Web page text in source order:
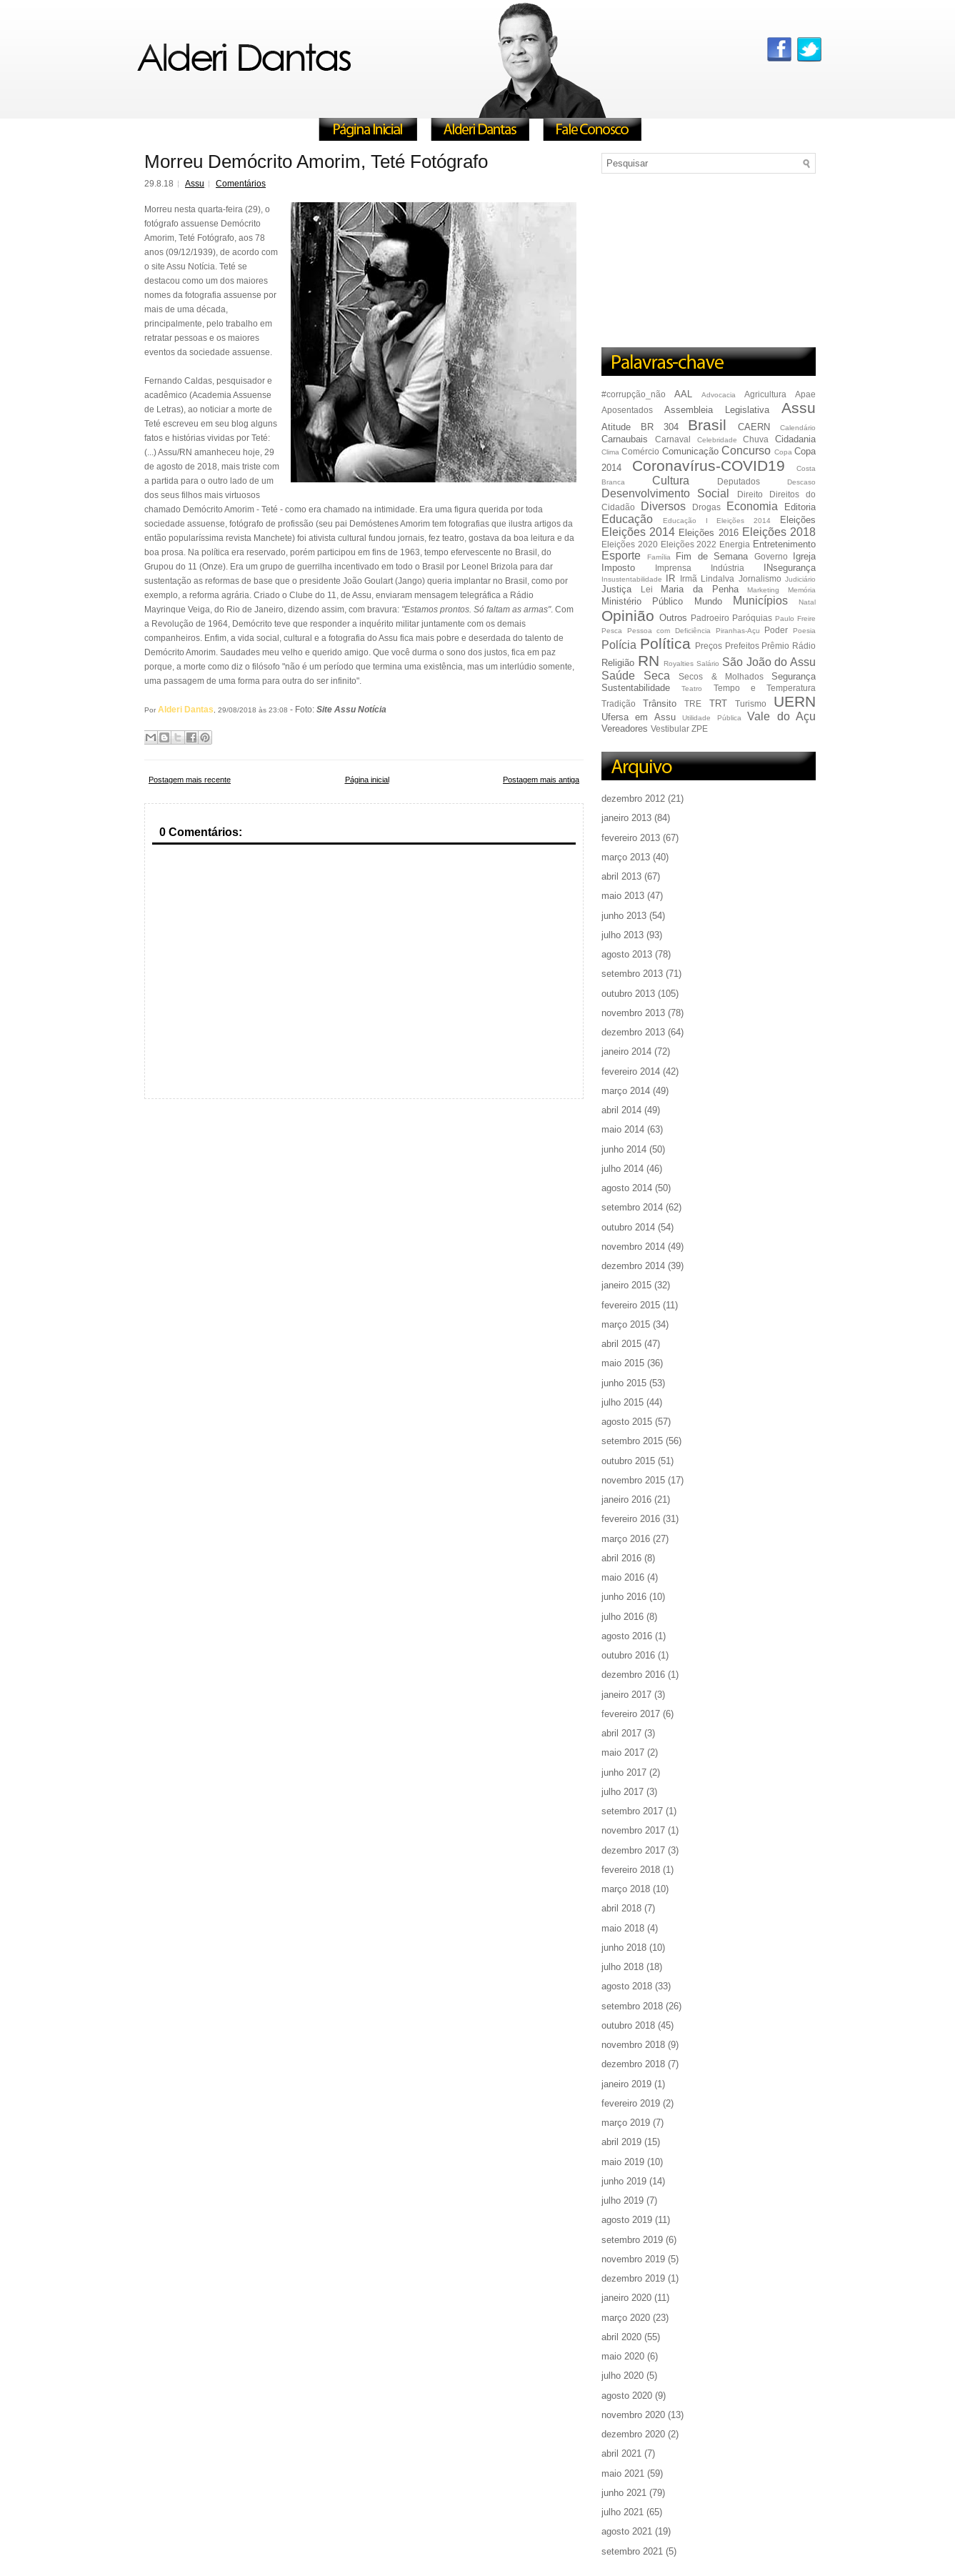
Morreu Demócrito Amorim, Teté Fotógrafo
29.8.18 Assu Comentários
Morreu nesta quarta-feira (29), o
fotógrafo assuense Demócrito
Amorim, Teté Fotógrafo, aos 78
anos (09/12/1939), de acordo com
o site Assu Notícia. Teté se
destacou como um dos maiores
nomes da fotografia assuense por
mais de uma década,
principalmente, pelo trabalho em
retratar pessoas e os maiores
eventos da sociedade assuense.
Fernando Caldas, pesquisador e
acadêmico (Academia Assuense
de Letras), ao noticiar a morte de
Teté escreveu em seu blog alguns
fatos e histórias vividas por Teté:
(...) Assu/RN amanheceu hoje, 29
de agosto de 2018, mais triste com
a partida para o outro lado de um
dos seus filhos mais virtuosos
chamado Demócrito Amorim - Teté - como era chamado na intimidade. Era uma figura querida por toda
sociedade assuense, fotógrafo de profissão (seu pai Demóstenes Amorim tem fotografias que ilustra artigos da
então popularíssima revista Manchete) foi ativista cultural fundou jornais, fez teatro, gostava da boa leitura e da
boa prosa. Na política era reservado, porém participou em fins de 1963, tempo efervescente no Brasil, do
Grupou do 11 (Onze). Era um grupo de guerrilha incentivado em todo o Brasil por Leonel Brizola para dar
sustentação as reformas de base que o presidente João Goulart (Jango) queria implantar no Brasil, como por
exemplo, a reforma agrária. Criado o Clube do 11, de Assu, enviaram mensagem telegráfica a Rádio
Mayrinque Veiga, do Rio de Janeiro, dizendo assim, com bravura: "Estamos prontos. Só faltam as armas". Com
a Revolução de 1964, Demócrito teve que responder a inquérito militar juntamente com os demais
companheiros. Enfim, a vida social, cultural e a fotografia do Assu fica mais pobre e deserdada do talento de
Demócrito Amorim. Saudades meu velho e querido amigo. Que você durma o sono dos justos, fica em paz
porque, a morte como diz o filósofo "não é um período que termina uma existência, mas um interlúdio somente,
uma passagem de uma forma para outra do ser infinito".
Por Alderi Dantas , 29/08/2018 às 23:08 - Foto: Site Assu Notícia
Postagem mais recente Postagem mais antiga
Página inicial
0 Comentários:
#corrupção_não AAL Advocacia Agricultura
Apae
Aposentados
Assembleia Legislativa Assu
Atitude BR 304 Brasil CAERN Calendário
Carnaubais Carnaval Celebridade Chuva Cidadania
Clima Comércio Comunicação Concurso Copa Copa
2014
Coronavírus-COVID19
Costa
Branca
Cultura Deputados Descaso
Desenvolvimento Social Direito
Direitos do
Cidadão
Diversos Drogas Economia Editoria
Educação Educação I Eleições 2014 Eleições
Eleições 2014 Eleições 2016 Eleições 2018
Eleições 2020 Eleições 2022 Energia Entretenimento
Esporte Família Fim de Semana Governo
Igreja
Imposto
Imprensa Indústria INsegurança
Insustentabilidade IR Irmã Lindalva Jornalismo Judiciário
Justiça Lei Maria da Penha Marketing Memória
Ministério Público Mundo Municípios Natal
Opinião Outros Padroeiro Paróquias Paulo Freire
Pesca
Pessoa com Deficiência Piranhas-Açu Poder Poesia
Polícia Política Preços Prefeitos Prêmio Rádio
Religião RN Royalties Salário São João do Assu
Saúde
Seca Secos & Molhados
Segurança
Sustentabilidade
Teatro
Tempo e Temperatura
Tradição
Trânsito TRE TRT Turismo UERN
Ufersa em Assu Utilidade Pública Vale do Açu
Vereadores Vestibular ZPE
dezembro 2012 (21)
janeiro 2013 (84)
fevereiro 2013 (67)
março 2013 (40)
abril 2013 (67)
maio 2013 (47)
junho 2013 (54)
julho 2013 (93)
agosto 2013 (78)
setembro 2013 (71)
outubro 2013 (105)
novembro 2013 (78)
dezembro 2013 (64)
janeiro 2014 (72)
fevereiro 2014 (42)
março 2014 (49)
abril 2014 (49)
maio 2014 (63)
junho 2014 (50)
julho 2014 (46)
agosto 2014 (50)
setembro 2014 (62)
outubro 2014 (54)
novembro 2014 (49)
dezembro 2014 (39)
janeiro 2015 (32)
fevereiro 2015 (11)
março 2015 (34)
abril 2015 (47)
maio 2015 (36)
junho 2015 (53)
julho 2015 (44)
agosto 2015 (57)
setembro 2015 (56)
outubro 2015 (51)
novembro 2015 (17)
janeiro 2016 (21)
fevereiro 2016 (31)
março 2016 (27)
abril 2016 (8)
maio 2016 (4)
junho 2016 (10)
julho 2016 (8)
agosto 2016 (1)
outubro 2016 (1)
dezembro 2016 (1)
janeiro 2017 (3)
fevereiro 2017 (6)
abril 2017 (3)
maio 2017 (2)
junho 2017 (2)
julho 2017 (3)
setembro 2017 (1)
novembro 2017 (1)
dezembro 2017 (3)
fevereiro 2018 (1)
março 2018 (10)
abril 2018 (7)
maio 2018 (4)
junho 2018 (10)
julho 2018 (18)
agosto 2018 (33)
setembro 2018 (26)
outubro 2018 (45)
novembro 2018 (9)
dezembro 2018 (7)
janeiro 2019 (1)
fevereiro 2019 (2)
março 2019 (7)
abril 2019 (15)
maio 2019 (10)
junho 2019 (14)
julho 2019 (7)
agosto 2019 (11)
setembro 2019 (6)
novembro 2019 (5)
dezembro 2019 (1)
janeiro 2020 (11)
março 2020 (23)
abril 2020 (55)
maio 2020 (6)
julho 2020 (5)
agosto 2020 (9)
novembro 2020 (13)
dezembro 2020 (2)
abril 2021 (7)
maio 2021 (59)
junho 2021 (79)
julho 2021 (65)
agosto 2021 (19)
setembro 2021 (5)